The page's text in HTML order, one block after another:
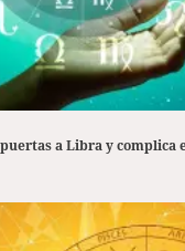
a Libra y complica